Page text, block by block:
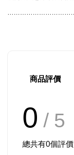
商品評價
0 / 5
總共有0個評價